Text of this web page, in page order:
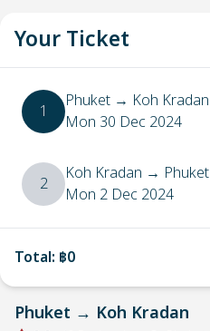
Your Ticket
1 Phuket → Koh Kradan
Mon 30 Dec 2024
2 Koh Kradan → Phuket
Mon 2 Dec 2024
Total: ฿0
Phuket → Koh Kradan